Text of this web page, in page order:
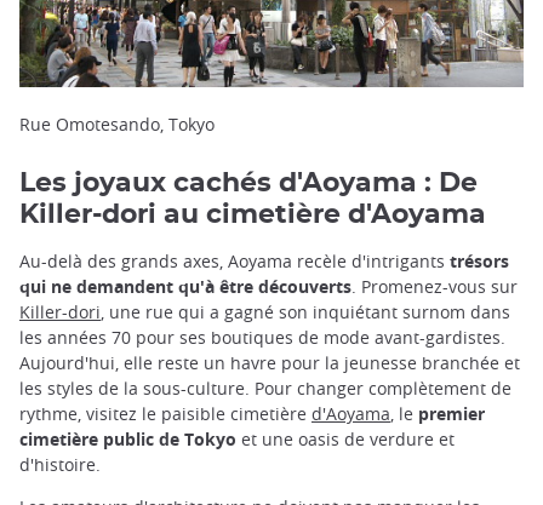
Rue Omotesando, Tokyo
Les joyaux cachés d'Aoyama : De
Killer-dori au cimetière d'Aoyama
Au-delà des grands axes, Aoyama recèle d'intrigants trésors
qui ne demandent qu'à être découverts . Promenez-vous sur
Killer-dori , une rue qui a gagné son inquiétant surnom dans
les années 70 pour ses boutiques de mode avant-gardistes.
Aujourd'hui, elle reste un havre pour la jeunesse branchée et
les styles de la sous-culture. Pour changer complètement de
rythme, visitez le paisible cimetière d'Aoyama , le premier
cimetière public de Tokyo et une oasis de verdure et
d'histoire.